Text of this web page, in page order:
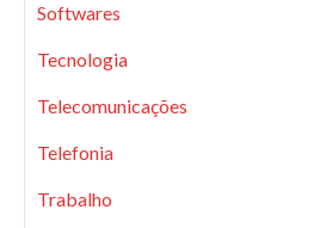
Softwares
Tecnologia
Telecomunicações
Telefonia
Trabalho